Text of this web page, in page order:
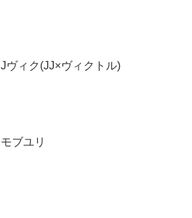
Jヴィク(JJ×ヴィクトル)
モブユリ